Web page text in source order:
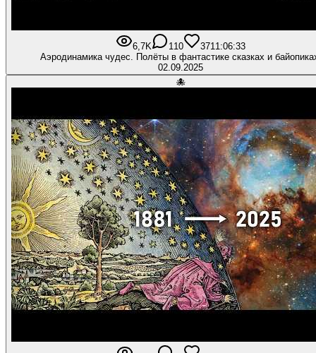
6,7K 110 371 1:06:33
Аэродинамика чудес. Полёты в фантастике сказках и
02.09.2025
🐙